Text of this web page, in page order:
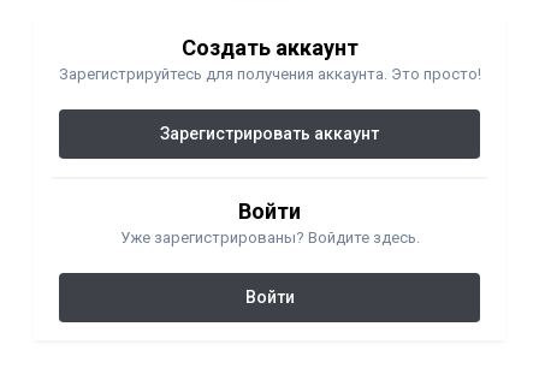
Создать аккаунт
Зарегистрируйтесь для получения аккаунта. Это просто!
Зарегистрировать аккаунт
Войти
Уже зарегистрированы? Войдите здесь.
Войти